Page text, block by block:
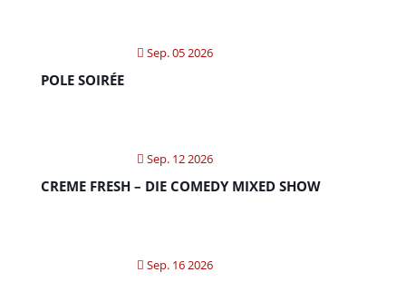
Sep. 05 2026
POLE SOIRÉE
Sep. 12 2026
CREME FRESH – DIE COMEDY MIXED SHOW
Sep. 16 2026